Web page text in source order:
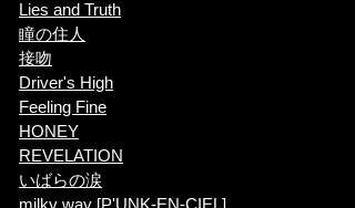
Lies and Truth
瞳の住人
接吻
Driver's High
Feeling Fine
HONEY
REVELATION
いばらの涙
milky way [P'UNK-EN-CIEL]